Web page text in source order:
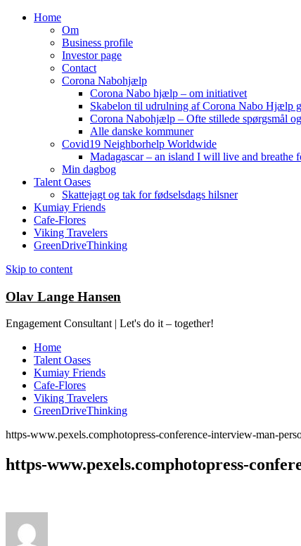
Home
Om
Business profile
Investor page
Contact
Corona Nabohjælp
Corona Nabo hjælp – om initiativet
Skabelon til udrulning af Corona Nabo Hjælp
Corona Nabohjælp – Ofte stillede spørgsmål
Alle danske kommuner
Covid19 Neighborhelp Worldwide
Madagascar – an island I will live and breathe
Min dagbog
Talent Oases
Skattejagt og tak for fødselsdags hilsner
Kumiay Friends
Cafe-Flores
Viking Travelers
GreenDriveThinking
Skip to content
Olav Lange Hansen
Engagement Consultant | Let's do it – together!
Home
Talent Oases
Kumiay Friends
Cafe-Flores
Viking Travelers
GreenDriveThinking
https-www.pexels.comphotopress-conference-interview-man-
https-www.pexels.comphotopress-